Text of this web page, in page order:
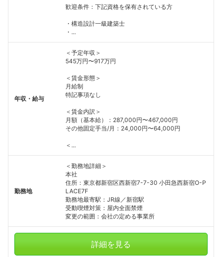
歓迎条件：下記資格を保有されている方
・構造設計一級建築士
・...
年収・給与
＜予定年収＞
545万円〜917万円
＜賃金形態＞
月給制
特記事項なし
＜賃金内訳＞
月額（基本給）：287,000円〜467,000円
その他固定手当/月：24,000円〜64,000円
＜...
勤務地
＜勤務地詳細＞
本社
住所：東京都新宿区西新宿7-7-30 小田急西新宿O-P
LACE7F
勤務地最寄駅：JR線／新宿駅
受動喫煙対策：屋内全面禁煙
変更の範囲：会社の定める事業所
詳細を見る